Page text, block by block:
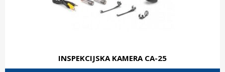
INSPEKCIJSKA KAMERA CA-25